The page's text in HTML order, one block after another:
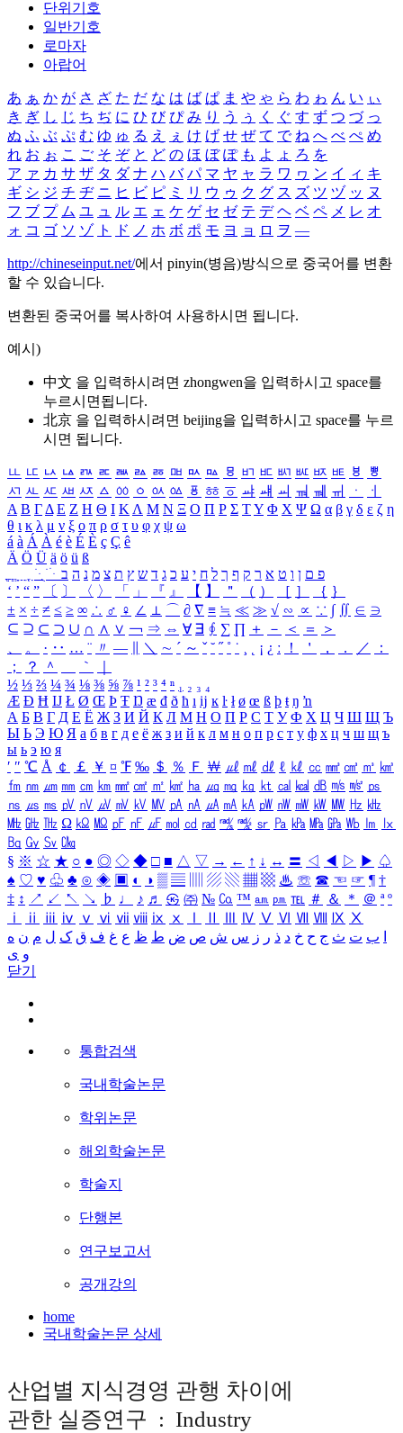
단위기호
일반기호
로마자
아랍어
あ ぁ か が さ ざ た だ な は ば ぱ ま や ゃ ら わ ゎ ん い ぃ
き ぎ し じ ち ぢ に ひ び ぴ み り う ぅ く ぐ す ず つ づ っ
ぬ ふ ぶ ぷ む ゆ ゅ る え ぇ け げ せ ぜ て で ね へ べ ぺ め
れ お ぉ こ ご そ ぞ と ど の ほ ぼ ぽ も よ ょ ろ を
ア ァ カ サ ザ タ ダ ナ ハ バ パ マ ヤ ャ ラ ワ ヮ ン イ ィ キ
ギ シ ジ チ ヂ ニ ヒ ビ ピ ミ リ ウ ゥ ク グ ス ズ ツ ヅ ッ ヌ
フ ブ プ ム ユ ュ ル エ ェ ケ ゲ セ ゼ テ デ ヘ ベ ペ メ レ オ
ォ コ ゴ ソ ゾ ト ド ノ ホ ボ ポ モ ヨ ョ ロ ヲ ―
http://chineseinput.net/에서 pinyin(병음)방식으로 중국어를 변환
할 수 있습니다.
변환된 중국어를 복사하여 사용하시면 됩니다.
예시)
中文 을 입력하시려면 zhongwen을 입력하시고 space를
누르시면됩니다.
北京 을 입력하시려면 beijing을 입력하시고 space를 누르
시면 됩니다.
ㅥ ㅦ ㅧ ㅨ ㅩ ㅪ ㅫ ㅬ ㅭ ㅮ ㅯ ㅰ ㅱ ㅲ ㅳ ㅴ ㅵ ㅶ ㅷ ㅸ
ㅹ
ㅺ ㅻ ㅼ ㅽ ㅾ ㅿ ㆀ ㆁ ㆂ ㆃ ㆄ ㆅ ㆆ ㆇ ㆈ ㆉ ㆊ ㆋ ㆌ ㆍ
ㆎ
Α Β ΓΔ Ε Ζ Η Θ Ι ΚΛ Μ Ν Ξ Ο Π Ρ Σ ΤΥ Φ Χ Ψ Ω α β γ δ ε ζ η
θ ι κ λ μ ν ξ ο π ρ σ τ υ φ χ ψ ω
á à Á À é è É È ç Ç ê
Ä Ö Ü ä ö ü ß
ִֶֹ ֻּ ׁׂ פ ם ן ו ט א ר ק ף ך ל ח י ע כ ג ד ש ץ ת צ מ נ ה ב
‘ ’ “ ” 〔 〕 〈 〉 「 」 『 』 【 】 ＂ （ ） ［ ］ ｛ ｝
± × ÷ ≠ ≤ ≥ ∞ ∴ ♂ ♀ ∠ ⊥ ⌒ ∂ ∇ ≡ ≒ ≪ ≫ √ ∽ ∝ ∵ ∫ ∬ ∈ ∋
⊆ ⊇ ⊂ ⊃ ∪ ∩ ∧ ∨ ￢ ⇒ ⇔ ∀ ∃ ∮ ∑ ∏ ＋ － ＜ ＝
＞
、
。 · ‥ … ¨ 〃 ― ＼ ∼ ´ ～ ˇ ˘ ˝ ˚ ˙ ¸ ¡ ¿ ː ！ ＇ ， ． ／
：
；
？ ＾ ｀
½ ⅓ ⅔ ¼ ¾ ⅛ ⅜ ⅝ ⅞ ¹ ² ³ ⁴ ⁿ ₁ ₂ ₃ ₄
Æ Ð Ħ Ĳ Ł Ø Œ Þ Ŧ Ŋ æ đ ð ħ ı ĳ ĸ ŀ ł ø œ ß þ ŧ ŋ ŉ
А Б В Г Д Е Ё Ж З И Й К Л М Н О П Р С Т У Ф Х Ц Ч Ш Щ Ъ
Ы Ь Э Ю Я а б в г д е ё ж з и й к л м н о п р с т у ф х ц ч ш щ ъ
ы ь э ю я
′ ″ ℃ Å ￠ ￡ ￥ ¤ ℉ ‰ ＄ ％ Ｆ ￦ ㎕ ㎖ ㎗ ℓ ㎘ ㏄ ㎣ ㎤ ㎥ ㎦
㎙ ㎚ ㎛ ㎜ ㎝ ㎞ ㎟ ㎠ ㎡ ㎢ ㏊ ㎍ ㎎ ㎏ ㏏ ㎈ ㎉ ㏈ ㎧ ㎨ ㎰
㎱ ㎲ ㎳ ㎴ ㎵ ㎶ ㎷ ㎸ ㎹ ㎀ ㎁ ㎂ ㎃ ㎄ ㎺ ㎻ ㎽ ㎾ ㎿ ㎐ ㎑
㎒ ㎓ ㎔ Ω ㏀ ㏁ ㎊ ㎋ ㎌ ㏖ ㏅ ㎭ ㎮ ㎯ ㏛ ㎩ ㎪ ㎫ ㎬ ㏝ ㏐
㏓
㏃ ㏉ ㏜ ㏆
§ ※ ☆ ★ ○ ● ◎ ◇ ◆ □ ■ △ ▽ → ← ↑ ↓ ↔ 〓 ◁ ◀ ▷ ▶ ♤
♠ ♡ ♥ ♧ ♣ ⊙ ◈ ▣ ◐ ◑ ▒ ▤ ▨ ▧ ▦ ▩ ♨ ☏ ☎ ☜ ☞ ¶ †
‡ ↕ ↗ ↙ ↖ ↘ ♭ ♩ ♪ ♬ ㉿ ㈜ № ㏇ ™ ㏂ ㏘ ℡ ＃ ＆ ＊ ＠ ª º
ⅰ
ⅱ ⅲ ⅳ ⅴ ⅵ ⅶ ⅷ ⅸ ⅹ Ⅳ Ⅴ Ⅵ Ⅶ Ⅷ Ⅸ Ⅹ
ب ت ث ج ح خ د ذ ر ز س ش ص ض ط ظ ع غ ف ق ک ل م ن ه
و ی
닫기
통합검색
국내학술논문
학위논문
해외학술논문
학술지
단행본
연구보고서
공개강의
home
국내학술논문 상세
산업별 지식경영 관행 차이에
관한 실증연구 : Industry